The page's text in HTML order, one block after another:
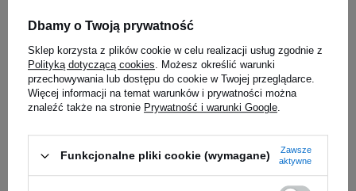
WYBÓR 1 MUTANT Mutant Whey
Rozbudowanamieszanka białek serwatkowychoparta
na kilku frakcjach białka, z dodatkiem enzymów
mocnego blendu do codziennego stosowania po treningu
Dbamy o Twoją prywatność
Sklep korzysta z plików cookie w celu realizacji usług zgodnie z
Polityką dotyczącą cookies. Możesz określić warunki
przechowywania lub dostępu do cookie w Twojej przeglądarce.
Więcej informacji na temat warunków i prywatności można
znaleźć także na stronie Prywatność i warunki Google.
Funkcjonalne pliki cookie (wymagane)
Zawsze
aktywne